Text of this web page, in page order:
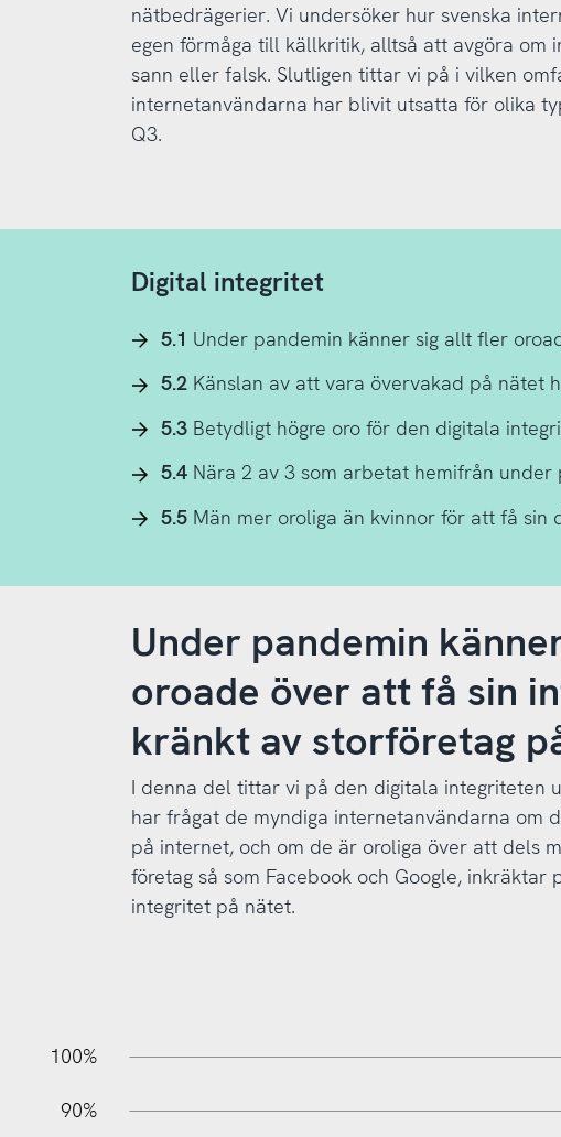
nätbedrägerier. Vi undersöker hur svenska
egen förmåga till källkritik, alltså att avgöra om
sann eller falsk. Slutligen tittar vi på i vilken
internetanvändarna har blivit utsatta för olika
Q3.
Digital integritet
5.1 Under pandemin känner sig allt fler
5.2Känslan av att vara övervakad på nätet
5.3Betydligt högre oro för den digitala
5.4Nära 2 av 3 som arbetat hemifrån
5.5Män mer oroliga än kvinnor för att få sin
Under pandemin
oroade över att få sin
kränkt av storföretag
I denna del tittar vi på den digitala integriteten
har frågat de myndiga internetanvändarna om
på internet, och om de är oroliga över att dels
företag så som Facebook och Google, inkräktar
integritet på nätet.
100%
90%